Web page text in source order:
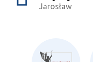
Jarosław